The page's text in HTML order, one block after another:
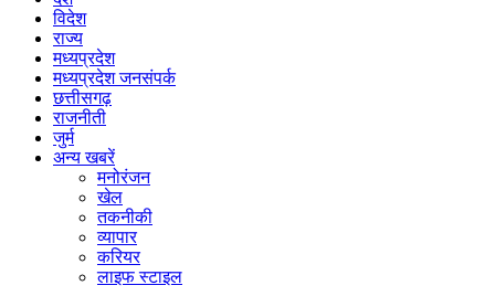
विदेश
राज्य
मध्यप्रदेश
मध्यप्रदेश जनसंपर्क
छत्तीसगढ़
राजनीती
जुर्म
अन्य खबरें
मनोरंजन
खेल
तकनीकी
व्यापार
करियर
लाइफ स्टाइल